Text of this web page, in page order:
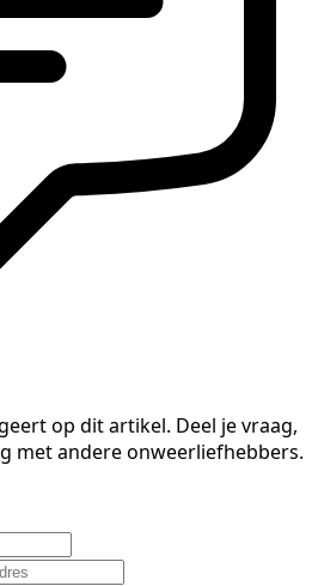
op dit artikel. Deel je vraag,
met andere onweerliefhebbers.